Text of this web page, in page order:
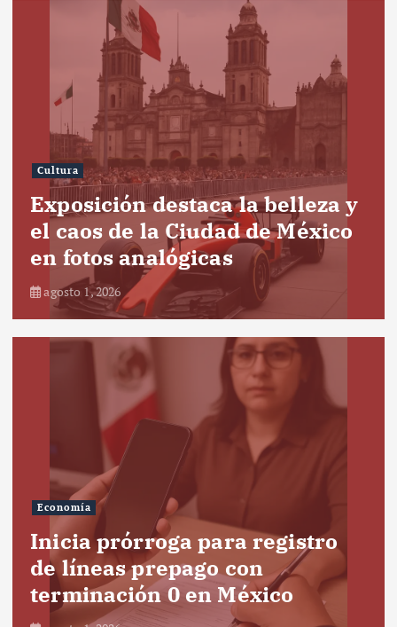
Cultura
Exposición destaca la belleza y
el caos de la Ciudad de México
en fotos analógicas
agosto 1, 2026
Economía
Inicia prórroga para registro
de líneas prepago con
terminación 0 en México